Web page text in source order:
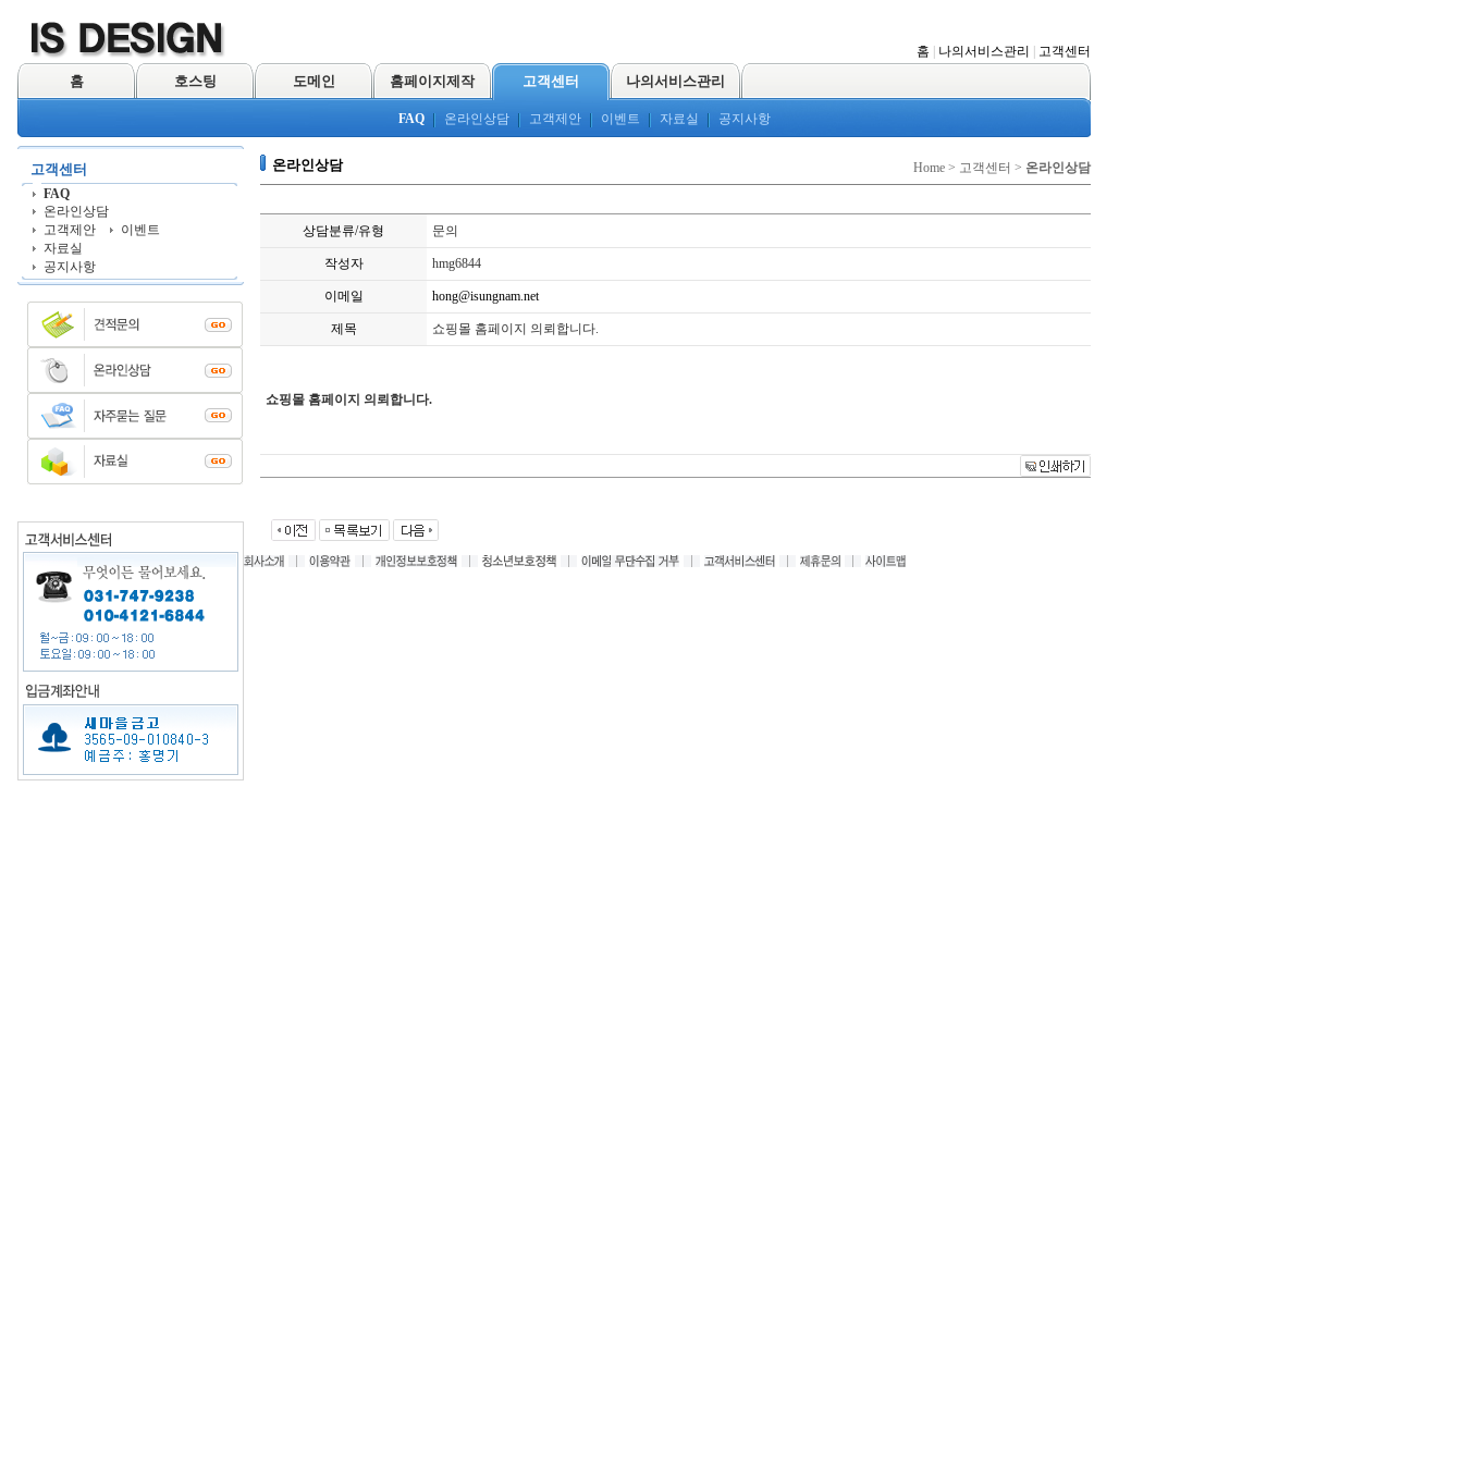
홈 나의서비스관리 고객센터
홈 호스팅 도메인 홈페이지제작 고객센터 나의서비스관리
FAQ 온라인상담 고객제안 이벤트 자료실 공지사항
고객센터
FAQ
온라인상담
고객제안
이벤트
자료실
공지사항
온라인상담 Home > 고객센터 > 온라인상담
상담분류/유형 문의
작성자 hmg6844
이메일 hong@isungnam.net
제목 쇼핑몰 홈페이지 의뢰합니다.
쇼핑몰 홈페이지 의뢰합니다.